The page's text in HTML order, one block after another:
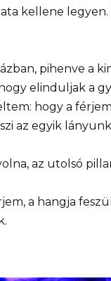
kellene
pihenve a
elinduljak a
hogy a
az egyik
az utolsó
a hangja